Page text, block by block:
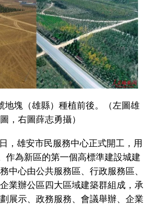
（雄縣）種植前後。（左圖雄
，右圖薛志勇攝）
雄安市民服務中心正式開工，用
作為新區的第一個高標準建設城建
中心由公共服務區、行政服務區、
業辦公區四大區域建築群組成，承
展示、政務服務、會議舉辦、企業